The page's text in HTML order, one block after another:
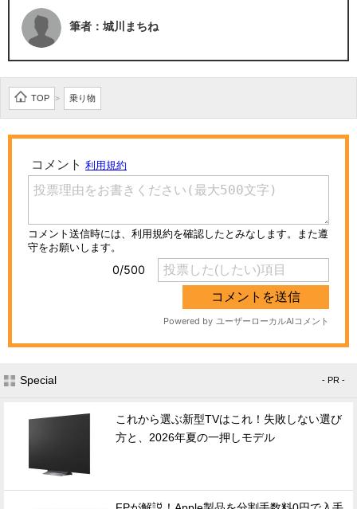
筆者：城川まちね
TOP > 乗り物
Special - PR -
これから選ぶ新型TVはこれ！失敗しない選び
方と、2026年夏の一押しモデル